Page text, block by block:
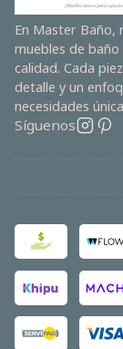
En Master Baño,
muebles de
calidad. Cada
detalle y un
necesidades
Síguenos